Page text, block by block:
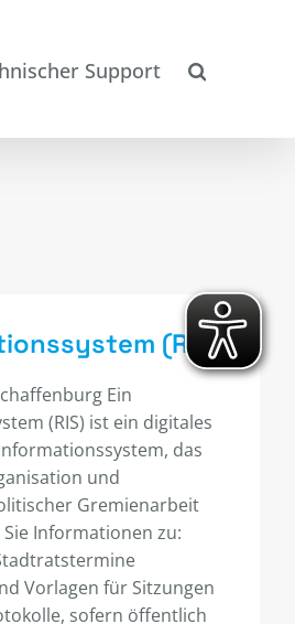
Support
(RIS)
Ein
(RIS) ist ein digitales
das
und
Gremienarbeit
Informationen zu:
Vorlagen für Sitzungen
sofern öffentlich